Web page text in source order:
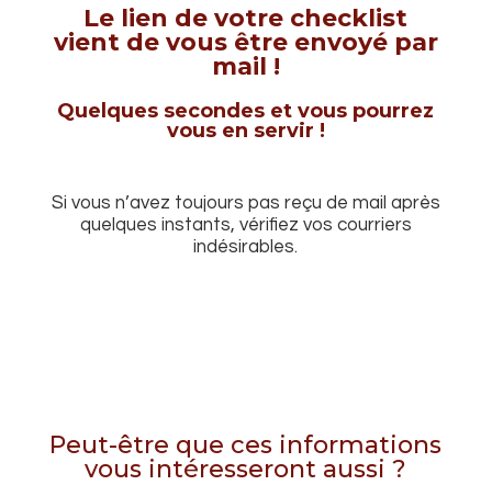
Le lien de votre checklist
vient de vous être envoyé par
mail !
Quelques secondes et vous pourrez
vous en servir !
Si vous n’avez toujours pas reçu de mail après
quelques instants, vérifiez vos courriers
indésirables.
Peut-être que ces informations
vous intéresseront aussi ?